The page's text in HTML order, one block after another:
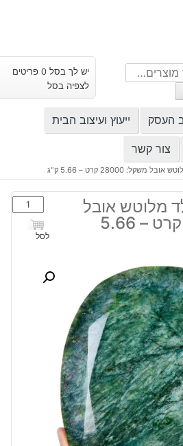
יש לך בסל 0 פריטים
לצפיה בסל
העסק ייעוץ ועיצוב הבית
צור קשר
28000 קרט – 5.66 ק"ג
מלוטש אובל
משקל: 28000 קרט – 5.66
כמות
של
לאספנים:
אובל
לסל